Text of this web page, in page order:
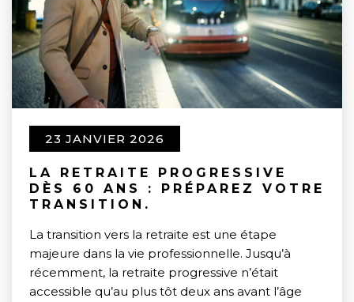
23 JANVIER 2026
LA RETRAITE PROGRESSIVE
DÈS 60 ANS : PRÉPAREZ VOTRE
TRANSITION.
La transition vers la retraite est une étape
majeure dans la vie professionnelle. Jusqu’à
récemment, la retraite progressive n’était
accessible qu’au plus tôt deux ans avant l’âge